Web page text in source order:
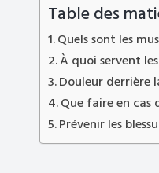
Table des
Quels sont les
À quoi servent
Douleur derrière
Que faire en cas
Prévenir les